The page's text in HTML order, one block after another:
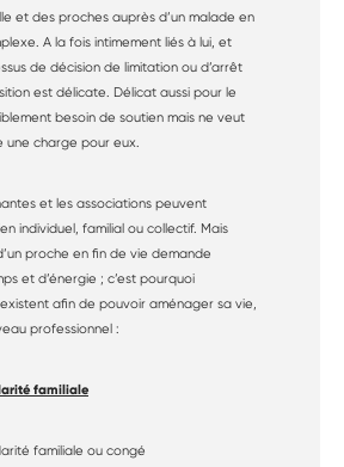
et des proches auprès d’un malade en
A la fois intimement liés à lui, et
de décision de limitation ou d’arrêt
est délicate. Délicat aussi pour le
besoin de soutien mais ne veut
une charge pour eux.
et les associations peuvent
individuel, familial ou collectif. Mais
proche en fin de vie demande
et d’énergie ; c’est pourquoi
afin de pouvoir aménager sa vie,
professionnel :
familiale
familiale ou congé